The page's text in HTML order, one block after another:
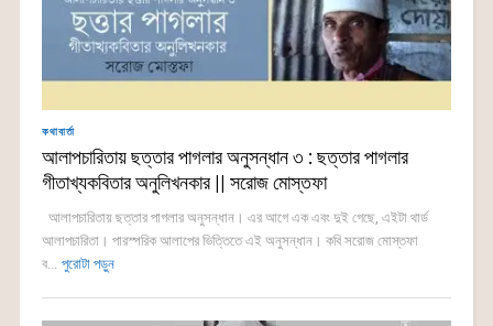
কথাবার্তা
আলাপচারিতায় ছত্তার পাগলার অনুসন্ধান ৩ : ছত্তার পাগলার
গীতাখ্যকবিতার অনুলিখনকার || সরোজ মোস্তফা
আলাপচারিতায় ছত্তার পাগলার অনুসন্ধান। এর আগে এক এবং দুই গেছে, এইটা থার্ড
আলাপচারিতা। পারস্পরিক আলাপের ভিত্তিতে এই অনুসন্ধান। কবি সরোজ মোস্তফা
ব... পুরোটা পড়ুন